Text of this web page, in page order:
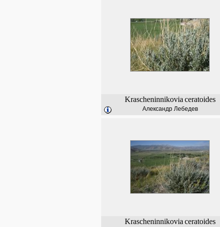
Krascheninnikovia ceratoides
Александр Лебедев
Krascheninnikovia ceratoides